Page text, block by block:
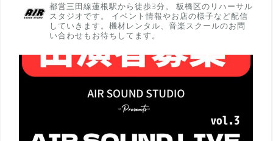
都営三田線蓮根駅から徒歩3分。
板橋区のリハーサル
スタジオです。
イベント情報やお店の様子など配信
していきます。機材レンタル、音楽スクールのお問
い合わせもお待ちしてます。